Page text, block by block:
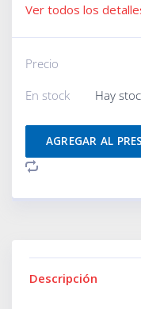
Ver todos los
Precio
En stock
Hay
AGREGAR AL
Descripción